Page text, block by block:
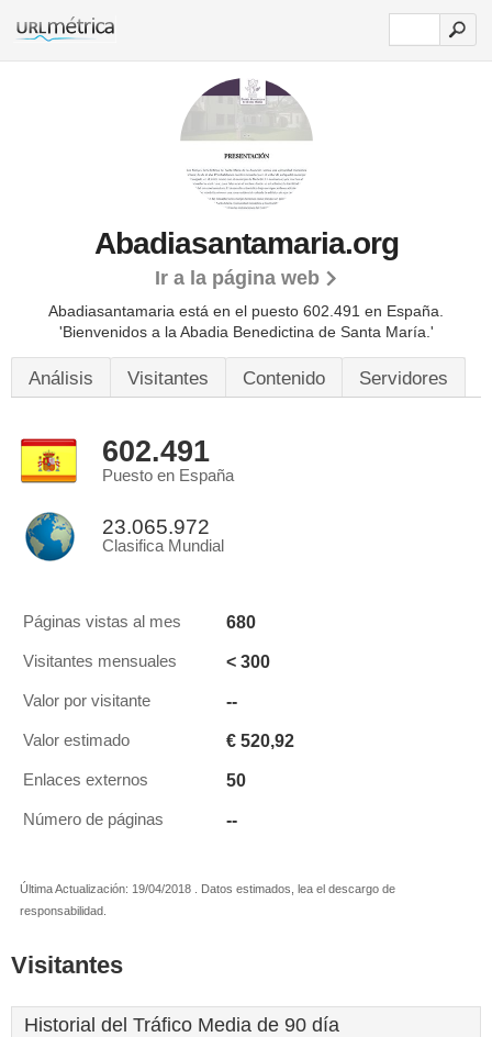
Abadiasantamaria.org
Ir a la página web
Abadiasantamaria está en el puesto 602.491 en España.
'Bienvenidos a la Abadia Benedictina de Santa María.'
Análisis Visitantes Contenido Servidores
602.491
Puesto en España
23.065.972
Clasifica Mundial
Páginas vistas al mes 680
Visitantes mensuales < 300
Valor por visitante --
Valor estimado € 520,92
Enlaces externos 50
Número de páginas --
Última Actualización: 19/04/2018 . Datos estimados, lea el descargo de
responsabilidad.
Visitantes
Historial del Tráfico Media de 90 día